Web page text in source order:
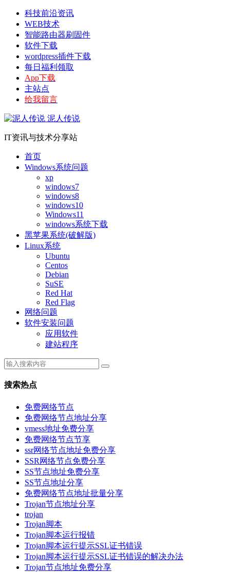
科技前沿资讯
WEB技术
智能路由器刷固件
软件下载
wordpress插件下载
每日福利领取
App下载
主站点
给我留言
泥人传说
IT资讯与技术分享站
首页
Windows系统问题
xp
windows7
windows8
windows10
Windows11
windows系统下载
黑苹果系统(破解版)
Linux系统
Ubuntu
Centos
Debian
SuSE
Red Hat
Red Flag
网络问题
软件安装问题
应用软件
建站程序
搜索热点
免费网络节点
免费网络节点地址分享
vmess地址免费分享
免费网络节点节享
ssr网络节点地址免费分享
SSR网络节点免费分享
SS节点地址免费分享
SS节点地址分享
免费网络节点地址批量分享
Trojan节点地址分享
trojan
Trojan脚本
Trojan脚本运行报错
Trojan脚本运行提示SSL证书错误
Trojan脚本运行提示SSL证书错误的解决办法
Trojan节点地址免费分享